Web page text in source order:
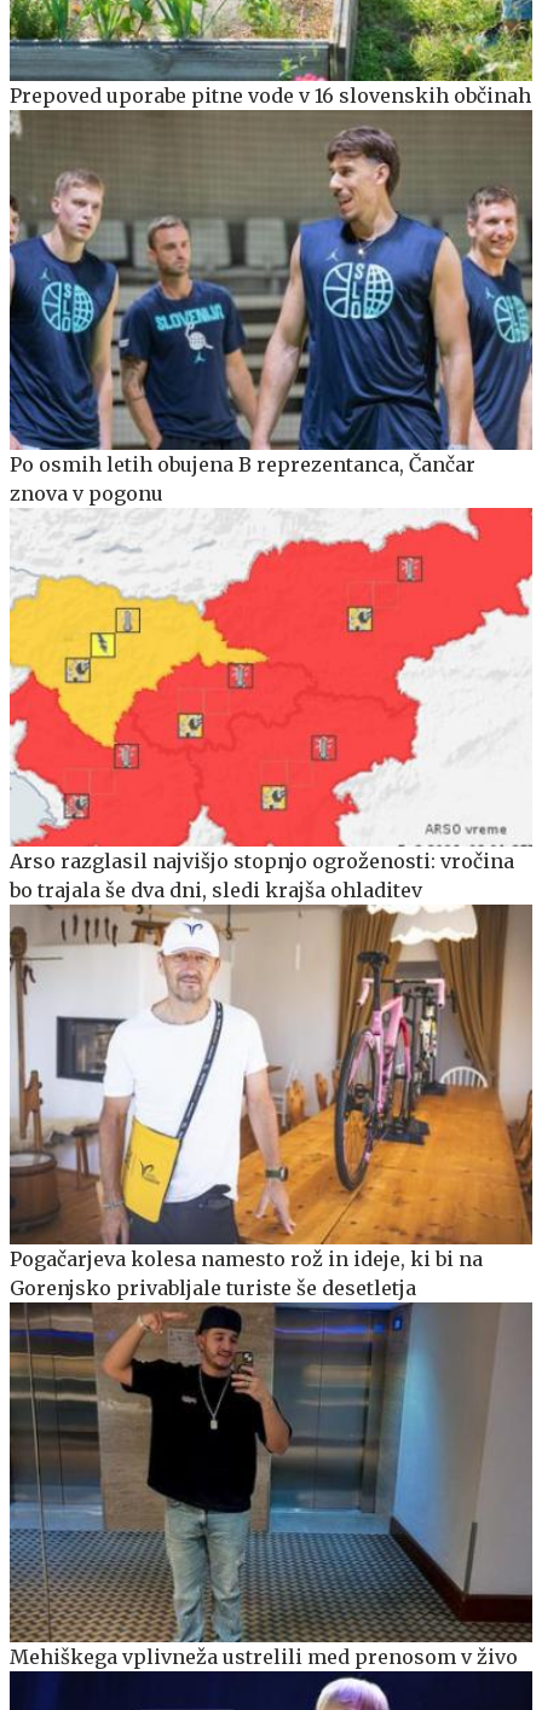
Prepoved uporabe pitne vode v 16 slovenskih občinah
Po osmih letih obujena B reprezentanca, Čančar
znova v pogonu
Arso razglasil najvišjo stopnjo ogroženosti: vročina
bo trajala še dva dni, sledi krajša ohladitev
Pogačarjeva kolesa namesto rož in ideje, ki bi na
Gorenjsko privabljale turiste še desetletja
Mehiškega vplivneža ustrelili med prenosom v živo